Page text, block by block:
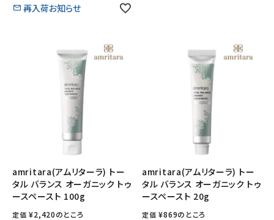
再入荷お知らせ
amritara(アムリターラ) トー
タル バランス オーガニック トゥ
ースペースト 100g
定価 ¥2,420のところ
amritara(アムリターラ) トー
タル バランス オーガニック トゥ
ースペースト 20g
定価 ¥869のところ